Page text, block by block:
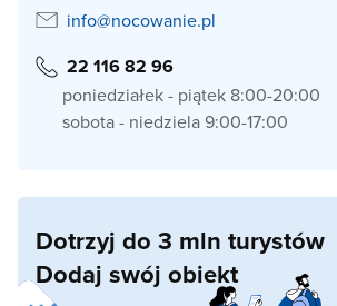
info@nocowanie.pl
22 116 82 96
poniedziałek - piątek 8:00-20:00
sobota - niedziela 9:00-17:00
Dotrzyj do 3 mln turystów
Dodaj swój obiekt